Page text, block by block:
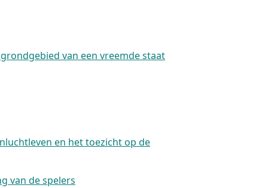
van een vreemde staat
en het toezicht op de
van de spelers